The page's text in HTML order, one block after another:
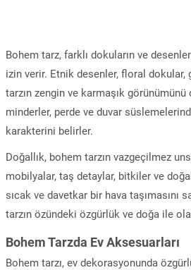
Bohem tarz, farklı dokuların ve
izin verir. Etnik desenler, floral
tarzın zengin ve karmaşık
minderler, perde ve duvar
karakterini belirler.
Doğallık, bohem tarzın vazgeçilmez
mobilyalar, taş detaylar, bitkiler ve
sıcak ve davetkar bir hava taşımasını
tarzın özündeki özgürlük ve doğa ile
Bohem Tarzda Ev Aksesuarları
Bohem tarzı, ev dekorasyonunda